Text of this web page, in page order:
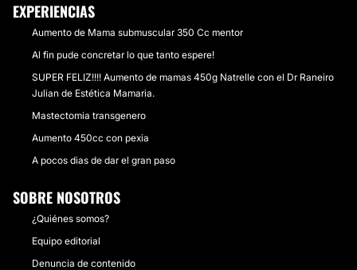
EXPERIENCIAS
Aumento de Mama submuscular 350 Cc mentor
Al fin pude concretar lo que tanto espere!
SUPER FELIZ!!!! Aumento de mamas 450g Natrelle con el Dr Raneiro
Julian de Estética Mamaria.
Mastectomia transgenero
Aumento 450cc con pexia
A pocos dias de dar el gran paso
SOBRE NOSOTROS
¿Quiénes somos?
Equipo editorial
Denuncia de contenido